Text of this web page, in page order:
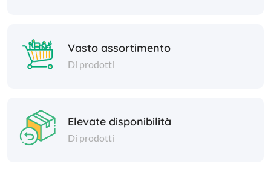
Vasto assortimento
Di prodotti
Elevate disponibilità
Di prodotti